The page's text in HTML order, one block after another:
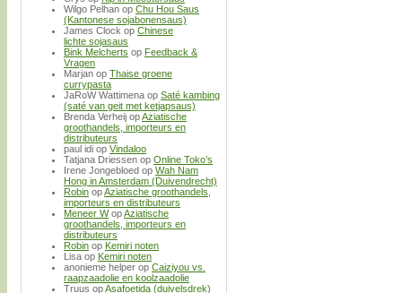
Wilgo Pelhan op Chu Hou Saus
(Kantonese sojabonensaus)
James Clock op Chinese
lichte sojasaus
Bink Melcherts op Feedback &
Vragen
Marjan op Thaise groene
currypasta
JaRoW Wattimena op Saté kambing
(saté van geit met ketjapsaus)
Brenda Verheij opAziatische
groothandels, importeurs en
distributeurs
paul idi op Vindaloo
Tatjana Driessen op Online Toko’s
Irene Jongebloed op Wah Nam
Hong in Amsterdam (Duivendrecht)
Robin opAziatische groothandels,
importeurs en distributeurs
Meneer WopAziatische
groothandels, importeurs en
distributeurs
Robin op Kemiri noten
Lisa op Kemiri noten
anonieme helper op Caiziyou vs.
raapzaadolie en koolzaadolie
Truus opAsafoetida (duivelsdrek)